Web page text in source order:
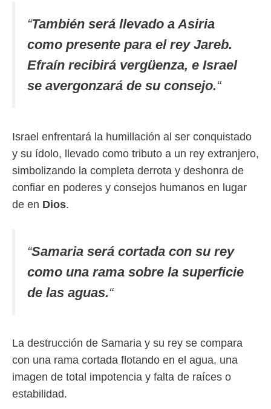
“También será llevado a Asiria
como presente para el rey Jareb.
Efraín recibirá vergüenza, e Israel
se avergonzará de su consejo.“
Israel enfrentará la humillación al ser conquistado
y su ídolo, llevado como tributo a un rey extranjero,
simbolizando la completa derrota y deshonra de
confiar en poderes y consejos humanos en lugar
de en Dios.
“Samaria será cortada con su rey
como una rama sobre la superficie
de las aguas.“
La destrucción de Samaria y su rey se compara
con una rama cortada flotando en el agua, una
imagen de total impotencia y falta de raíces o
estabilidad.